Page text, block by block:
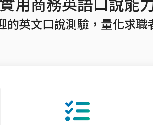
的英文口說測驗，量化求職